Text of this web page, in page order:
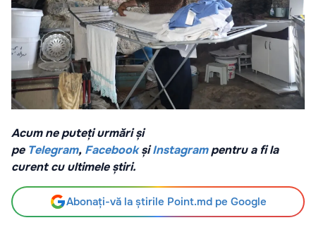
Acum ne puteți urmări și
pe Telegram, Facebook șiInstagrampentru a fi la
curent cu ultimele știri.
Abonați-vă la știrile Point.md pe Google